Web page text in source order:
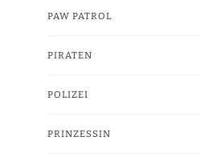
PAW PATROL
PIRATEN
POLIZEI
PRINZESSIN